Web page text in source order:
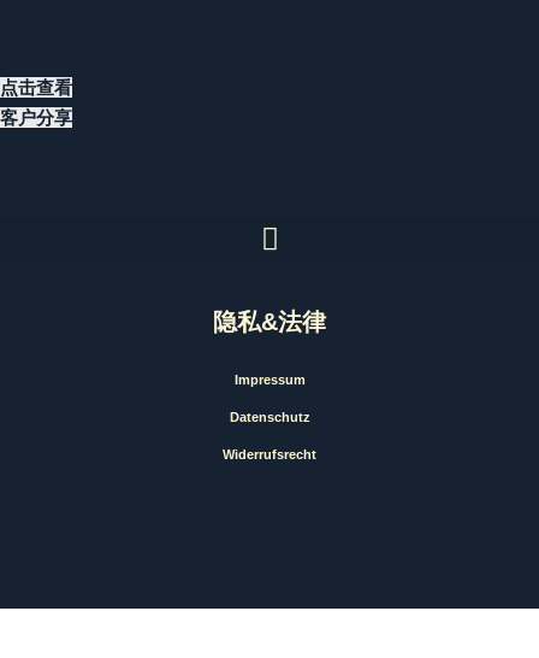
点击查看
客户分享
隐私&法律
Impressum
Datenschutz
Widerrufsrecht